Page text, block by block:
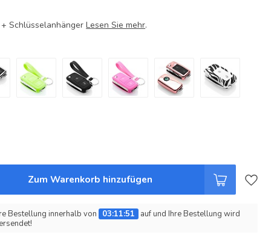
SchlüsselanhängerLesen Sie mehr.
Zum Warenkorb hinzufügen
Bestellung innerhalb von 03:11:50
auf und Ihre Bestellung wird